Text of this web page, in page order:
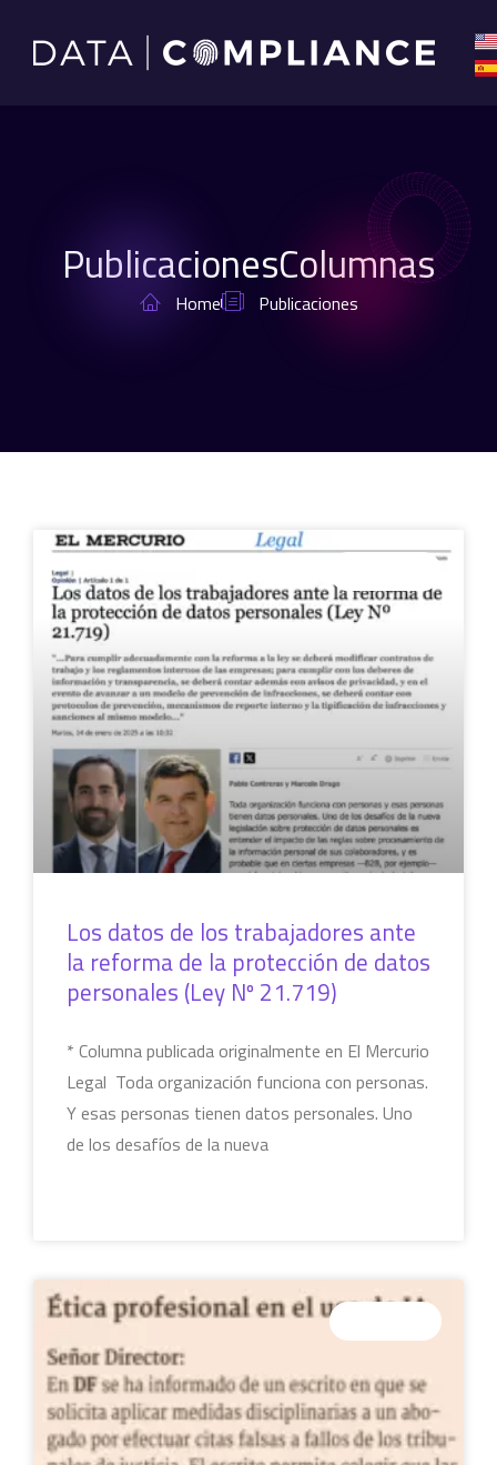
PublicacionesColumnas
Home Publicaciones
Los datos de los trabajadores ante
la reforma de la protección de datos
personales (Ley Nº 21.719)
* Columna publicada originalmente en El Mercurio
Legal Toda organización funciona con personas.
Y esas personas tienen datos personales. Uno
de los desafíos de la nueva